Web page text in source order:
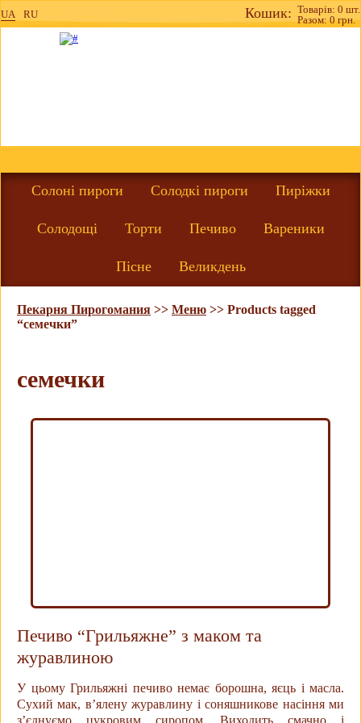
UA RU Кошик: Товарів: 0 шт.
Разом: 0 грн.
Солоні пироги Солодкі пироги Пиріжки
Солодощі Торти Печиво Вареники
Пісне Великдень
Пекарня Пирогомания >> Меню >> Products tagged
“семечки”
семечки
Печиво “Грильяжне” з маком та
журавлиною
У цьому Грильяжні печиво немає борошна, яєць і масла.
Сухий мак, в’ялену журавлину і соняшникове насіння ми
з’єднуємо цукровим сиропом. Виходить смачно і